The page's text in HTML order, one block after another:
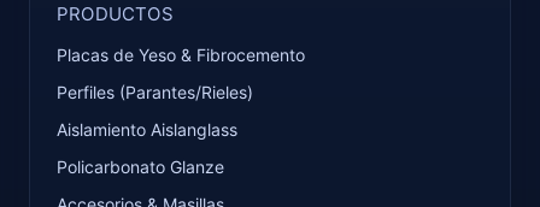
PRODUCTOS
Placas de Yeso & Fibrocemento
Perfiles (Parantes/Rieles)
Aislamiento Aislanglass
Policarbonato Glanze